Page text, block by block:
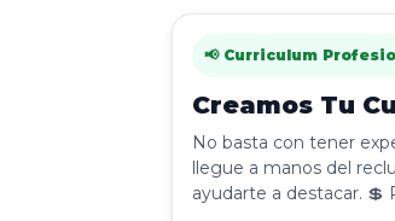
📢 Curriculum
Creamos Tu
No basta con tener
llegue a manos del
ayudarte a destacar. 💲